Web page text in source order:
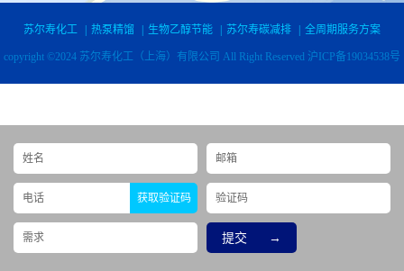
苏尔寿化工 | 热泵精馏 | 生物乙醇节能 | 苏尔寿碳减排 | 全周期服务方案
copyright ©2024 苏尔寿化工（上海）有限公司 All Right Reserved 沪ICP备19034538号
获取验证码